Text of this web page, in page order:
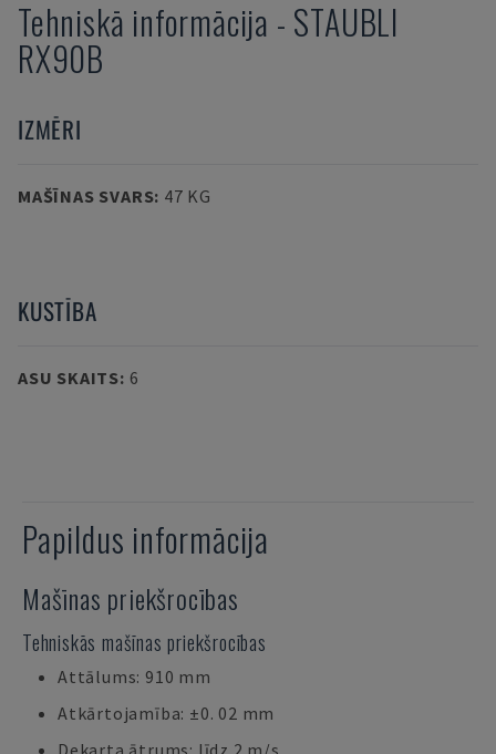
Tehniskā informācija - STAUBLI
RX90B
IZMĒRI
MAŠĪNAS SVARS: 47 KG
KUSTĪBA
ASU SKAITS: 6
Papildus informācija
Mašīnas priekšrocības
Tehniskās mašīnas priekšrocības
Attālums: 910 mm
Atkārtojamība: ±0. 02 mm
Dekarta ātrums: līdz 2 m/s